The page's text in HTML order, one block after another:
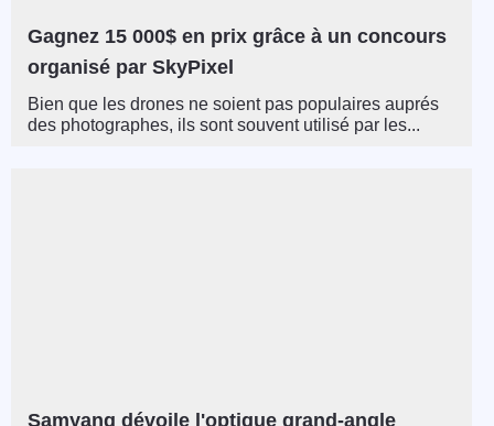
Gagnez 15 000$ en prix grâce à un concours
organisé par SkyPixel
Bien que les drones ne soient pas populaires auprés
des photographes, ils sont souvent utilisé par les...
Samyang dévoile l'optique grand-angle